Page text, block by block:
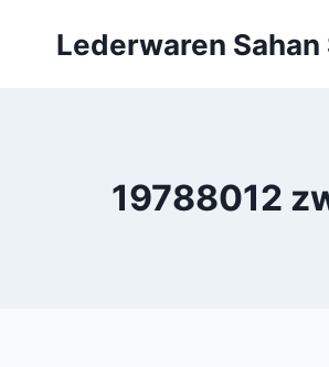
Lederwaren Sahan
19788012